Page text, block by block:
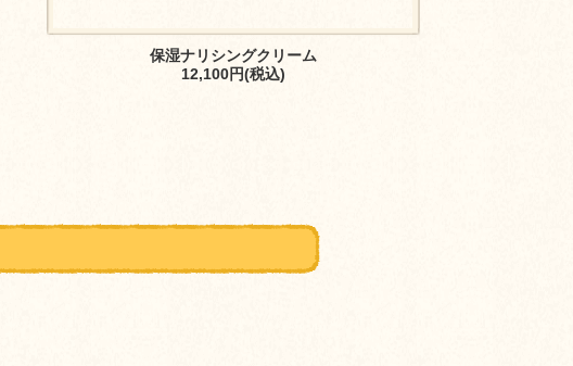
保湿ナリシングクリーム
12,100円(税込)